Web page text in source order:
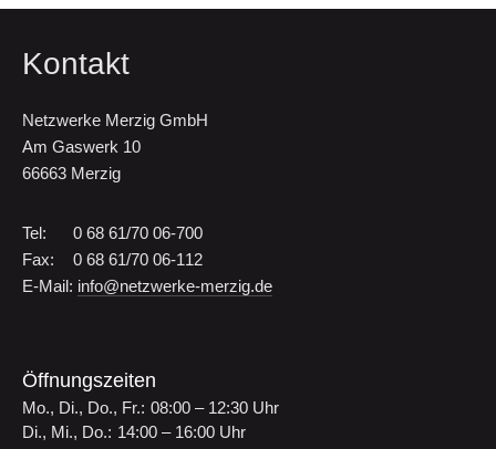
Kontakt
Netzwerke Merzig GmbH
Am Gaswerk 10
66663 Merzig
Tel:
0 68 61/70 06-700
Fax:
0 68 61/70 06-112
E-Mail: info@netzwerke-merzig.de
Öffnungszeiten
Mo., Di., Do., Fr.: 08:00 – 12:30 Uhr
Di., Mi., Do.: 14:00 – 16:00 Uhr